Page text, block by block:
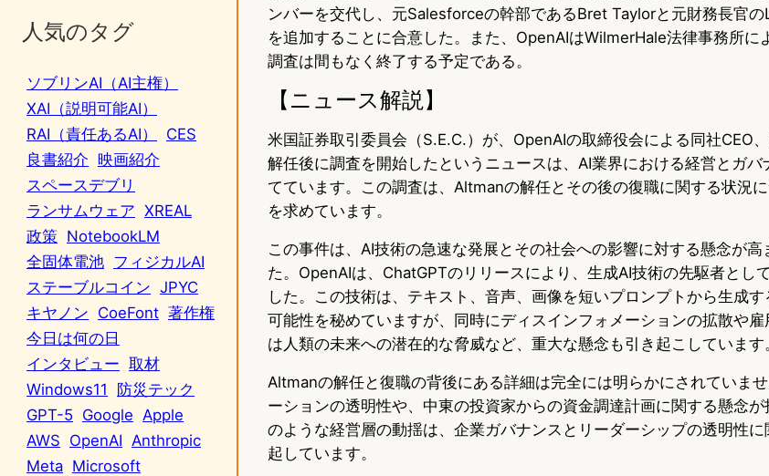
人気のタグ
ソブリンAI（AI主権）
XAI（説明可能AI）
RAI（責任あるAI）
CES
良書紹介 映画紹介
スペースデブリ
ランサムウェア XREAL
政策 NotebookLM
全固体電池 フィジカルAI
ステーブルコイン JPYC
キヤノン CoeFont 著作権
今日は何の日
インタビュー 取材
Windows11
防災テック
GPT-5 Google Apple
AWS OpenAI Anthropic
Meta Microsoft
ンバーを交代し、元Salesforceの幹部であるBret Taylorと元財務長官
を追加することに合意した。また、OpenAIはWilmerHale法律事務所に
調査は間もなく終了する予定である。
【ニュース解説】
米国証券取引委員会（S.E.C.）が、OpenAIの取締役会による同社CEO
解任後に調査を開始したというニュースは、AI業界における経営とガバ
てています。この調査は、Altmanの解任とその後の復職に関する状況
を求めています。
この事件は、AI技術の急速な発展とその社会への影響に対する懸念が高
た。OpenAIは、ChatGPTのリリースにより、生成AI技術の先駆者とし
した。この技術は、テキスト、音声、画像を短いプロンプトから生成
可能性を秘めていますが、同時にディスインフォメーションの拡散や
は人類の未来への潜在的な脅威など、重大な懸念も引き起こしています
Altmanの解任と復職の背後にある詳細は完全には明らかにされていま
ーションの透明性や、中東の投資家からの資金調達計画に関する懸念が
のような経営層の動揺は、企業ガバナンスとリーダーシップの透明性
起しています。